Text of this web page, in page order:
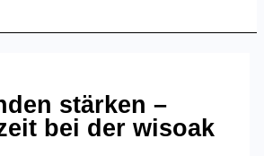
stärken –
bei der wisoak